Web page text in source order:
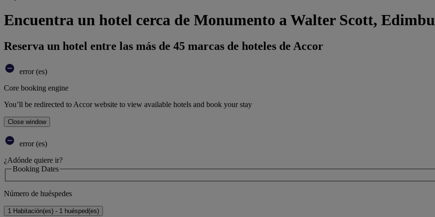
Encuentra un hotel cerca de Monumento a Walter Scott,
Reserva un hotel entre las más de 45 marcas de hoteles de Accor
error (es)
Core booking engine
You’ll be redirected to Accor website to view available hotels and book your stay
Close window
error (es)
¿Adónde quiere ir?
Booking Dates
Número de huéspedes
1 Habitación(es) - 1 huésped(es)